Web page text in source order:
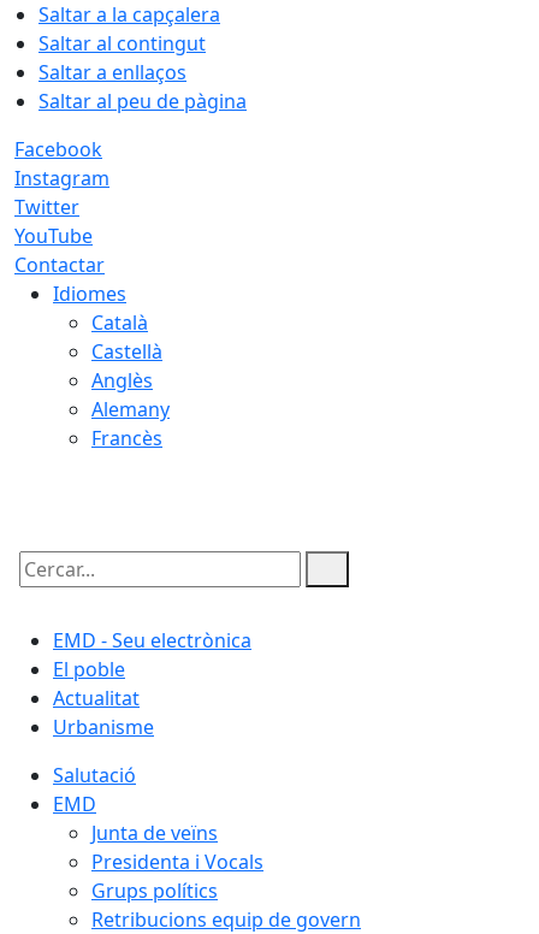
Saltar a la capçalera
Saltar al contingut
Saltar a enllaços
Saltar al peu de pàgina
Facebook
Instagram
Twitter
YouTube
Contactar
Idiomes
Català
Castellà
Anglès
Alemany
Francès
Cercar:
EMD - Seu electrònica
El poble
Actualitat
Urbanisme
Salutació
EMD
Junta de veïns
Presidenta i Vocals
Grups polítics
Retribucions equip de govern